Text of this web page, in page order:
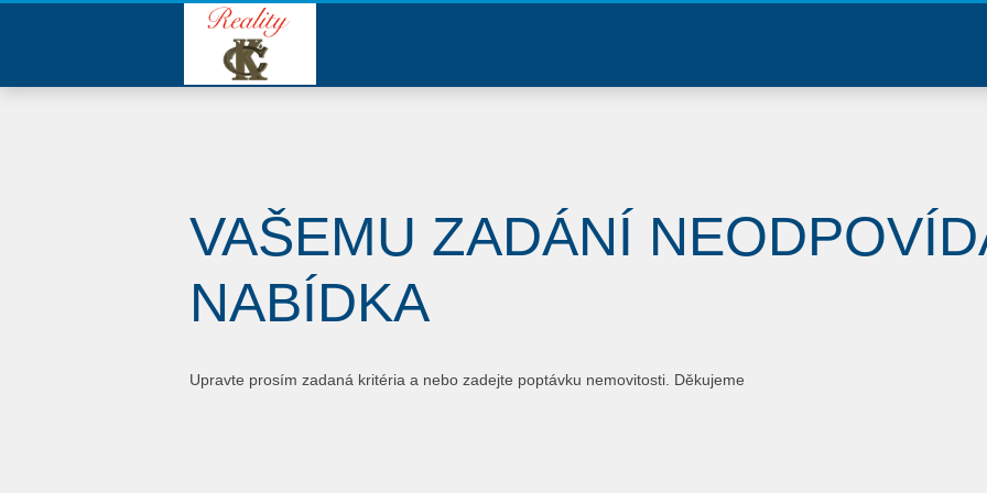
VAŠEMU ZADÁNÍ
NABÍDKA
Upravte prosím zadaná kritéria a nebo zadejte poptávku nemovitosti. Děkujeme